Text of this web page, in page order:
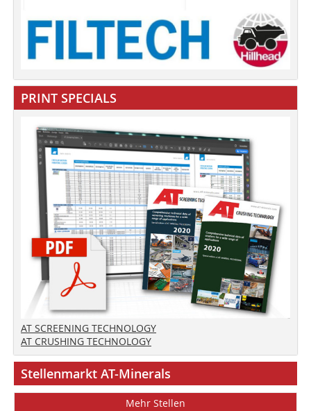
PRINT SPECIALS
AT SCREENING TECHNOLOGY
AT CRUSHING TECHNOLOGY
Stellenmarkt AT-Minerals
Mehr Stellen